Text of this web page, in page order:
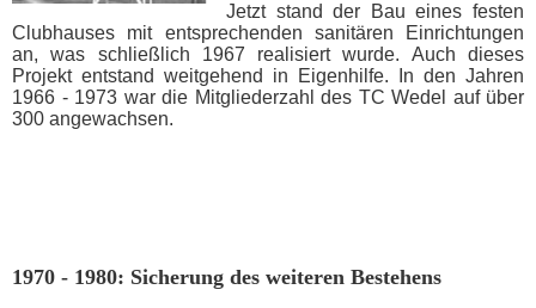
Jetzt stand der Bau eines festen
Clubhauses mit entsprechenden sanitären Einrichtungen
an, was schließlich 1967 realisiert wurde. Auch dieses
Projekt entstand weitgehend in Eigenhilfe. In den Jahren
1966 - 1973 war die Mitgliederzahl des TC Wedel auf über
300 angewachsen.
1970 - 1980: Sicherung des weiteren Bestehens